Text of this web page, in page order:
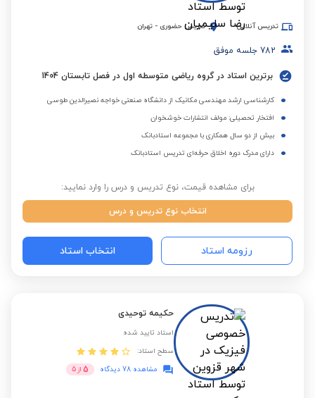
تدریس آنلاین تدریس حضوری - تهران
782 جلسه موفق
برترین استاد در گروه ریاضی متوسطه اول در فصل تابستان 1404
کارشناسی ارشد مهندسی مکانیک از دانشگاه صنعتی خواجه نصیرالدین طوسی
افتخار تحصیلی: مولف انتشارات خوشخوان
بیش از دو سال همکاری با مجموعه استادبانک
دارای مدرک دوره اخلاق حرفه‌ای تدریس استادبانک
برای مشاهده قیمت، نوع تدریس و درس را وارد نمایید:
انتخاب نوع تدریس و درس
رزومه استاد انتخاب استاد
حکیمه توحیدی
استاد تایید شده
سطح استاد:
مشاهده 78 دیدگاه
5 از 5